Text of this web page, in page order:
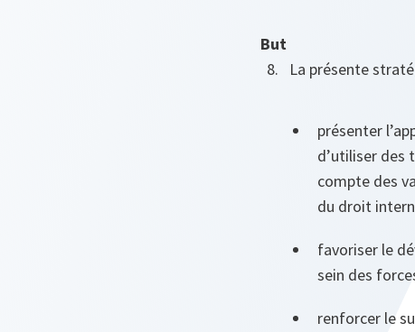
But
La présente
présenter
d’utiliser des
compte des
du droit
favoriser le
sein des
renforcer le